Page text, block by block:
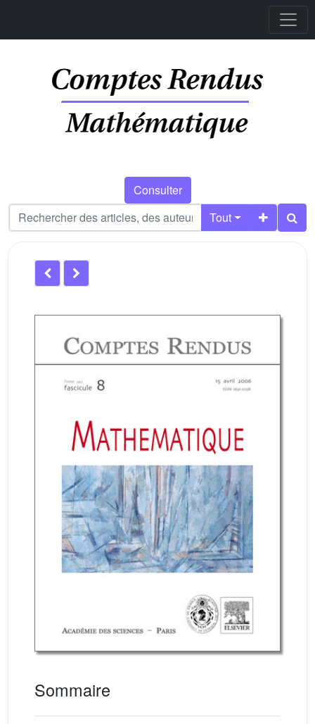
Consulter
Tout
Sommaire